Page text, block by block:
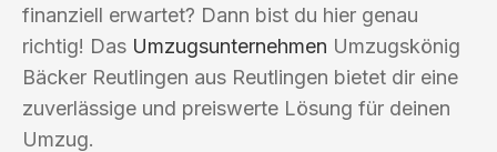
finanziell erwartet? Dann bist du hier genau
richtig! Das Umzugsunternehmen Umzugskönig
Bäcker Reutlingen aus Reutlingen bietet dir eine
zuverlässige und preiswerte Lösung für deinen
Umzug.